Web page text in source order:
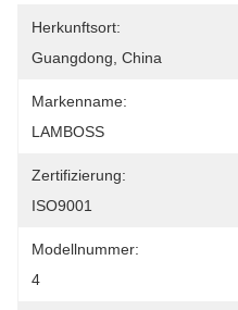
Herkunftsort:
Guangdong, China
Markenname:
LAMBOSS
Zertifizierung:
ISO9001
Modellnummer:
4